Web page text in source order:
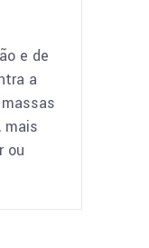
e de
a
mais
ou